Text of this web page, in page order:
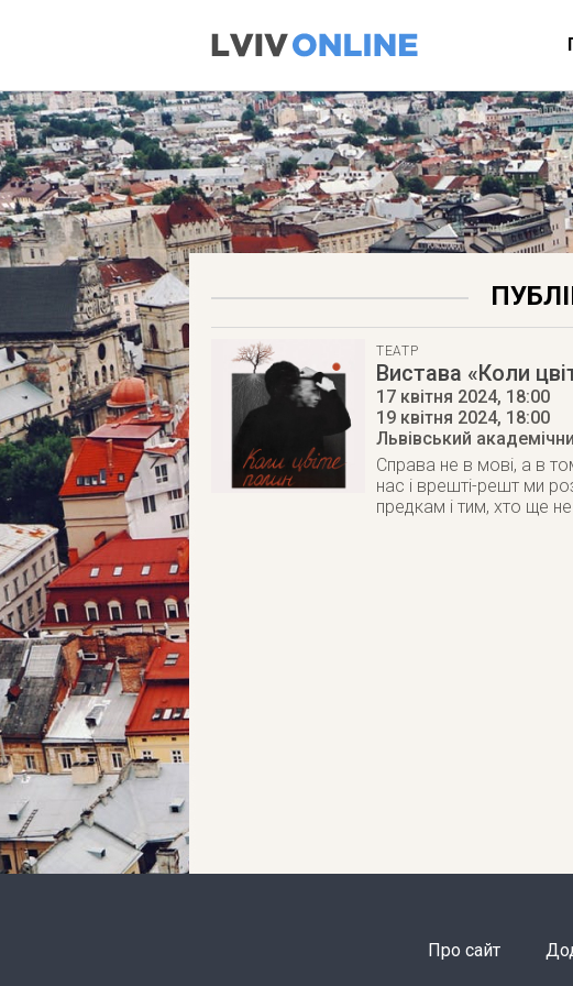
ТЕАТР
Вистава «Коли
17 квітня 2024, 18:00
19 квітня 2024, 18:00
Львівський
Справа не в мові, а в
нас і врешті-решт ми
предкам і тим, хто ще
Про сайт